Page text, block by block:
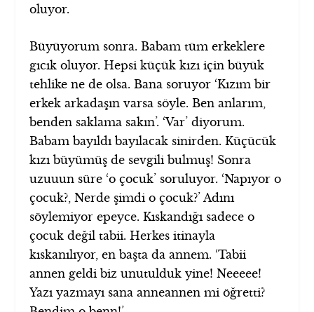
oluyor.
Büyüyorum sonra. Babam tüm erkeklere
gıcık oluyor. Hepsi küçük kızı için büyük
tehlike ne de olsa. Bana soruyor ‘Kızım bir
erkek arkadaşın varsa söyle. Ben anlarım,
benden saklama sakın’. ‘Var’ diyorum.
Babam bayıldı bayılacak sinirden. Küçücük
kızı büyümüş de sevgili bulmuş! Sonra
uzuuun süre ‘o çocuk’ soruluyor. ‘Napıyor o
çocuk?, Nerde şimdi o çocuk?’ Adını
söylemiyor epeyce. Kıskandığı sadece o
çocuk değil tabii. Herkes itinayla
kıskanılıyor, en başta da annem. ‘Tabii
annen geldi biz unutulduk yine! Neeeee!
Yazı yazmayı sana anneannen mi öğretti?